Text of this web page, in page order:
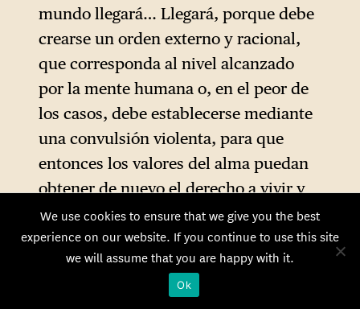
mundo llegará… Llegará, porque debe
crearse un orden externo y racional,
que corresponda al nivel alcanzado
por la mente humana o, en el peor de
los casos, debe establecerse mediante
una convulsión violenta, para que
entonces los valores del alma puedan
obtener de nuevo el derecho a vivir y
una buena conciencia a escala
humana».
Con tales opiniones, Thomas Mann
representa el mejor legado del
We use cookies to ensure that we give you the best
experience on our website. If you continue to use this site
we will assume that you are happy with it.
Ok